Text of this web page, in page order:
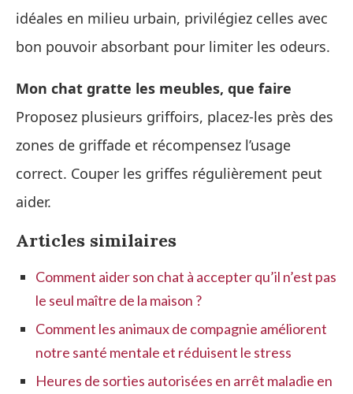
idéales en milieu urbain, privilégiez celles avec
bon pouvoir absorbant pour limiter les odeurs.
Mon chat gratte les meubles, que faire
Proposez plusieurs griffoirs, placez-les près des
zones de griffade et récompensez l’usage
correct. Couper les griffes régulièrement peut
aider.
Articles similaires
Comment aider son chat à accepter qu’il n’est pas
le seul maître de la maison ?
Comment les animaux de compagnie améliorent
notre santé mentale et réduisent le stress
Heures de sorties autorisées en arrêt maladie en